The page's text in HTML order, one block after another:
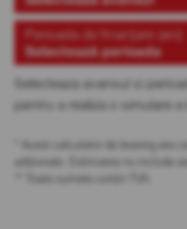
Perioada de finanțare (ani)
Selectează perioada
Selecteaza avansul si
pentru a realiza o simulare
* Acest calculator de leasing are
adiționale. Estimarea nu include
** Toate sumele conțin TVA.